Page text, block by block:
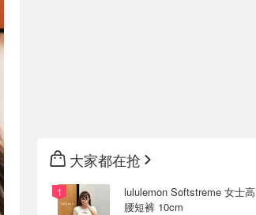
大家都在抢
lululemon Softstreme 女士高
腰短裤 10cm